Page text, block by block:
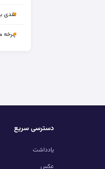
نقدی
چرخه‌
دسترسی سریع
یادداشت
عکس